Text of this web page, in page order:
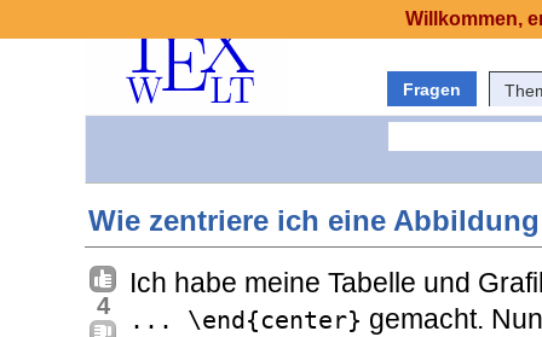
Fragen
Wie zentriere ich eine
4
Ich habe meine Tabelle und
... \end{center} gemacht.
Willkommen,